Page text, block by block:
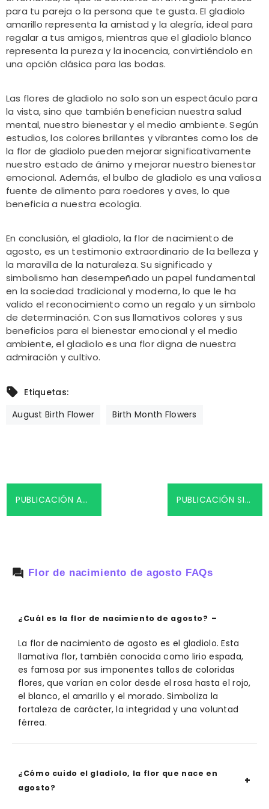
para tu pareja o la persona que te gusta. El gladiolo
amarillo representa la amistad y la alegría, ideal para
regalar a tus amigos, mientras que el gladiolo blanco
representa la pureza y la inocencia, convirtiéndolo en
una opción clásica para las bodas.
Las flores de gladiolo no solo son un espectáculo para
la vista, sino que también benefician nuestra salud
mental, nuestro bienestar y el medio ambiente. Según
estudios, los colores brillantes y vibrantes como los de
la flor de gladiolo pueden mejorar significativamente
nuestro estado de ánimo y mejorar nuestro bienestar
emocional. Además, el bulbo de gladiolo es una valiosa
fuente de alimento para roedores y aves, lo que
beneficia a nuestra ecología.
En conclusión, el gladiolo, la flor de nacimiento de
agosto, es un testimonio extraordinario de la belleza y
la maravilla de la naturaleza. Su significado y
simbolismo han desempeñado un papel fundamental
en la sociedad tradicional y moderna, lo que le ha
valido el reconocimiento como un regalo y un símbolo
de determinación. Con sus llamativos colores y sus
beneficios para el bienestar emocional y el medio
ambiente, el gladiolo es una flor digna de nuestra
admiración y cultivo.
Etiquetas:
August Birth Flower
Birth Month Flowers
PUBLICACIÓN ANTERIOR PUBLICACIÓN SIGUIENTE
Flor de nacimiento de agosto FAQs
¿Cuál es la flor de nacimiento de agosto?
La flor de nacimiento de agosto es el gladiolo. Esta
llamativa flor, también conocida como lirio espada,
es famosa por sus imponentes tallos de coloridas
flores, que varían en color desde el rosa hasta el rojo,
el blanco, el amarillo y el morado. Simboliza la
fortaleza de carácter, la integridad y una voluntad
férrea.
¿Cómo cuido el gladiolo, la flor que nace en
agosto?